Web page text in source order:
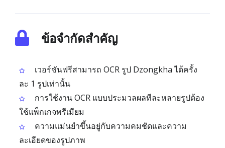
ข้อจำกัดสำคัญ
เวอร์ชันฟรีสามารถ OCR รูป Dzongkha ได้ครั้ง
ละ 1 รูปเท่านั้น
การใช้งาน OCR แบบประมวลผลทีละหลายรูปต้อง
ใช้แพ็กเกจพรีเมียม
ความแม่นยำขึ้นอยู่กับความคมชัดและความ
ละเอียดของรูปภาพ